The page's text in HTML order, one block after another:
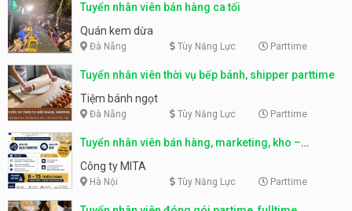
Tuyển nhân viên bán hàng ca tối
Quán kem dừa
Đà Nẵng Tùy Năng Lực Parttime
Tuyển nhân viên thời vụ bếp bánh, shipper parttime
Tiệm bánh ngọt
Đà Nẵng Tùy Năng Lực Parttime
Tuyển nhân viên bán hàng, marketing, kho –
parttime, fulltime
Công ty MITA
Hà Nội Tùy Năng Lực Parttime